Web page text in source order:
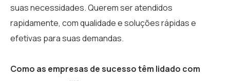
suas necessidades. Querem ser atendidos
rapidamente, com qualidade e soluções rápidas e
efetivas para suas demandas.
Como as empresas de sucesso têm lidado com